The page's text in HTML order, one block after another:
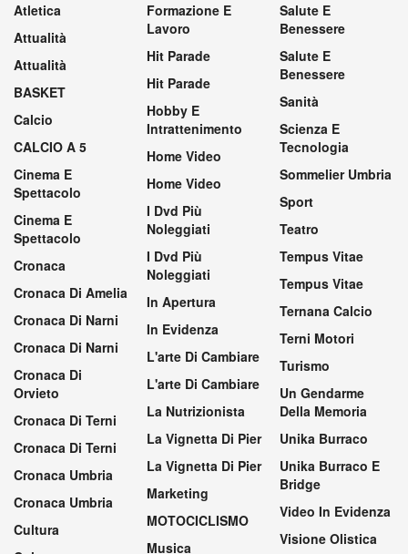
Atletica
Attualità
Attualità
BASKET
Calcio
CALCIO A 5
Cinema E
Spettacolo
Cinema E
Spettacolo
Cronaca
Cronaca Di Amelia
Cronaca Di Narni
Cronaca Di Narni
Cronaca Di
Orvieto
Cronaca Di Terni
Cronaca Di Terni
Cronaca Umbria
Cronaca Umbria
Cultura
Formazione E
Lavoro
Hit Parade
Hit Parade
Hobby E
Intrattenimento
Home Video
Home Video
I Dvd Più
Noleggiati
I Dvd Più
Noleggiati
In Apertura
In Evidenza
L'arte Di Cambiare
L'arte Di Cambiare
La Nutrizionista
La Vignetta Di Pier
La Vignetta Di Pier
Marketing
MOTOCICLISMO
Musica
Salute E
Benessere
Salute E
Benessere
Sanità
Scienza E
Tecnologia
Sommelier Umbria
Sport
Teatro
Tempus Vitae
Tempus Vitae
Ternana Calcio
Terni Motori
Turismo
Un Gendarme
Della Memoria
Unika Burraco
Unika Burraco E
Bridge
Video In Evidenza
Visione Olistica